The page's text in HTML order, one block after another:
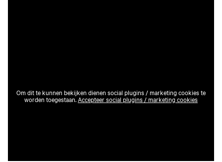
Om dit te kunnen bekijken dienen social plugins / marketing cookies te
worden toegestaan. Accepteer social plugins / marketing cookies